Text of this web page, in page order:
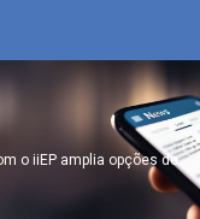
o iiEP amplia opções de